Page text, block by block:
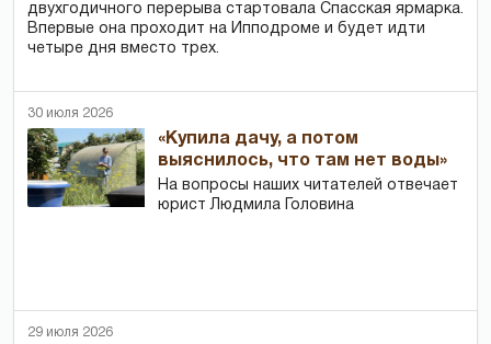
двухгодичного перерыва стартовала Спасская ярмарка.
Впервые она проходит на Ипподроме и будет идти
четыре дня вместо трех.
30 июля 2026
«Купила дачу, а потом
выяснилось, что там нет воды»
На вопросы наших читателей отвечает
юрист Людмила Головина
29 июля 2026